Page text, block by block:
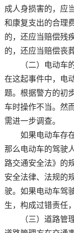
成人身损害的，应
和康复支出的合理
的，还应当赔偿残
的，还应当赔偿丧
（二）电动车
在这起事件中，电
题。根据警方的初
车时操作不当。然
需进一步调查。
如果电动车存在
那么电动车的驾驶
路交通安全法》的
安全法律、法规的
驶。如果电动车驾
生，构成过错责任
（三）道路管理